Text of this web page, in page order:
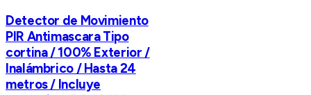
Detector de Movimiento
PIR Antimascara Tipo
cortina / 100% Exterior /
Inalámbrico / Hasta 24
metros / Incluye